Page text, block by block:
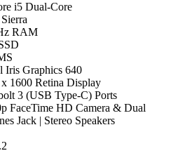
i5 Dual-Core
RAM
Iris Graphics 640
1600 Retina Display
3 (USB Type-C) Ports
FaceTime HD Camera & Dual
Jack | Stereo Speakers